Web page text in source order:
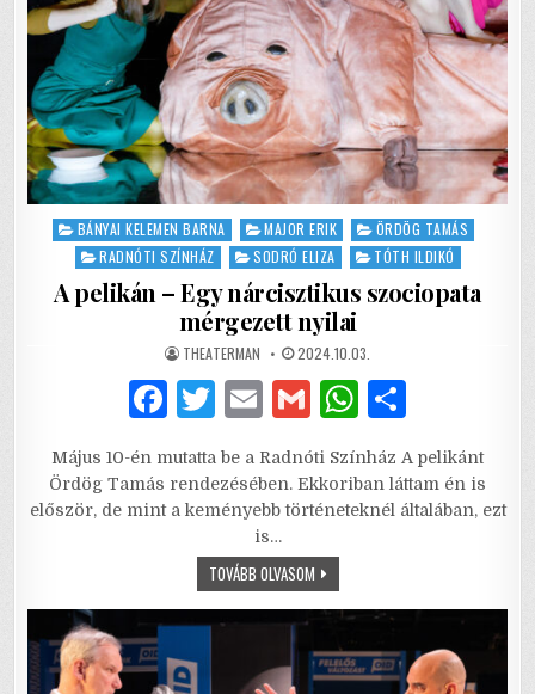
Posted
BÁNYAI KELEMEN BARNA MAJOR ERIK
ÖRDÖG TAMÁS
RADNÓTI SZÍNHÁZ
SODRÓ ELIZA TÓTH ILDIKÓ
A pelikán – Egy nárcisztikus szociopata
mérgezett nyilai
AUTHOR:
THEATERMAN PUBLISHED
DATE:
2024.10.03.
F
c
e
b
o
k
T
it
te
r
E
ai
l
G
ai
l
W
at
s
p
ar
e
Május 10-én mutatta be a Radnóti Színház A pelikánt
Ördög Tamás rendezésében. Ekkoriban láttam én is
először, de mint a keményebb történeteknél általában, ezt
is…
TOVÁBB OLVASOMA
PELIKÁN
EGY
SZOCIOPATA
MÉRGEZETT
NYILAI